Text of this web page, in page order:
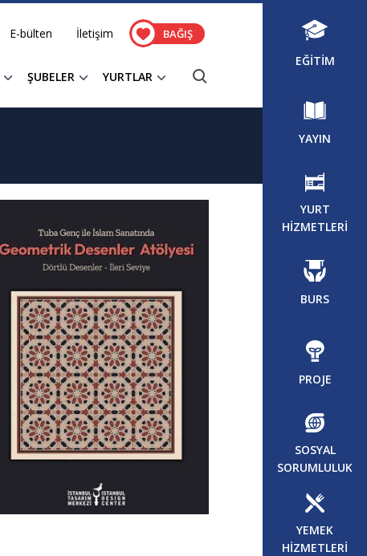
E-bülten İletişim BAĞIŞ
ŞUBELER YURTLAR
EĞİTİM
YAYIN
YURT
HİZMETLERİ
BURS
PROJE
SOSYAL
SORUMLULUK
YEMEK
HİZMETLERİ